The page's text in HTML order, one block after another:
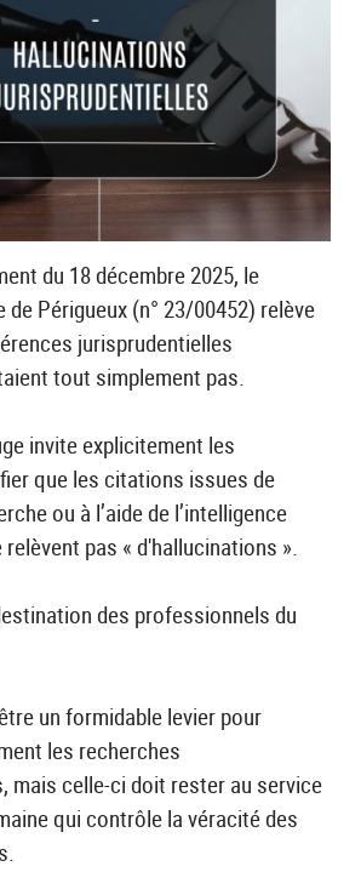
du 18 décembre 2025, le
de Périgueux (n° 23/00452) relève
jurisprudentielles
tout simplement pas.
invite explicitement les
que les citations issues de
ou à l’aide de l’intelligence
pas « d'hallucinations ».
des professionnels du
un formidable levier pour
les recherches
mais celle-ci doit rester au service
qui contrôle la véracité des